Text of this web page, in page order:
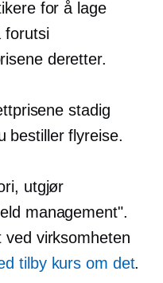
for å lage
forutsi
deretter.
stadig
bestiller flyreise.
utgjør
management".
ved virksomheten
tilby kurs om det.